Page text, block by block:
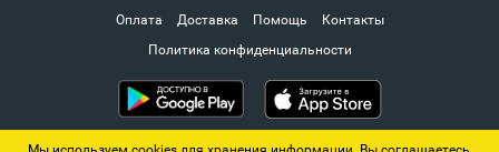
Оплата Доставка Помощь
Контакты
Политика конфиденциальности